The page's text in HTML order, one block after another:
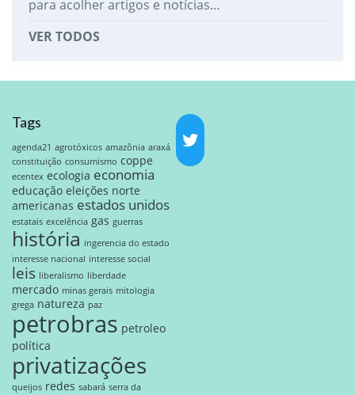
para acolher artigos e notícias…
VER TODOS
Tags
agenda21 agrotóxicos amazônia araxá
constituição consumismo coppe
ecentex ecologia economia
educação eleições norte
americanas estados unidos
estatais excelência gas guerras
história ingerencia do estado
interesse nacional interesse social
leis liberalismo liberdade
mercado minas gerais mitologia
grega natureza paz
petrobras petroleo
política
privatizações
queijos redes sabará serra da